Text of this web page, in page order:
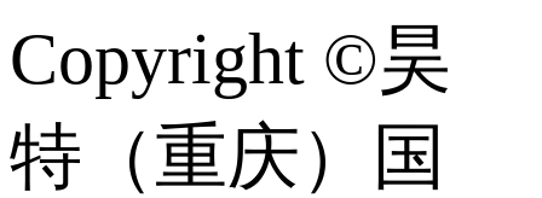
Copyright ©昊
特（重庆）国